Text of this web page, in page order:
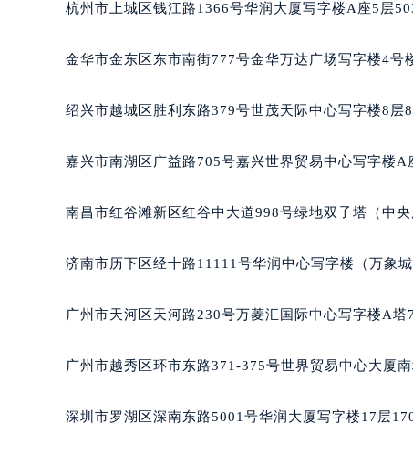
黑龙江省双鸭山市尖山区新兴大街萧
黑龙江省伊春市伊美区通河路萧邦售
吉林省白山市浑江区浑江大街萧邦售
吉林省辽源市龙山区人民大街萧邦售
吉林省四平市铁东区紫气大路与南九
吉林省通化市东昌区环通乡江南大街
辽宁省鞍山市铁东区站前街萧邦售后
辽宁省朝阳市双塔区新华路萧邦售后
辽宁省抚顺市新抚区东一路萧邦售后
杭州市上城区钱江路1366号华润大厦写字楼A座5层
金华市金东区东市南街777号金华万达广场写字楼4号
绍兴市越城区胜利东路379号世茂天际中心写字楼8层
嘉兴市南湖区广益路705号嘉兴世界贸易中心写字楼A
南昌市红谷滩新区红谷中大道998号绿地双子塔（中
济南市历下区经十路11111号华润中心写字楼（万象
广州市天河区天河路230号万菱汇国际中心写字楼A塔
广州市越秀区环市东路371-375号世界贸易中心大厦
深圳市罗湖区深南东路5001号华润大厦写字楼17层